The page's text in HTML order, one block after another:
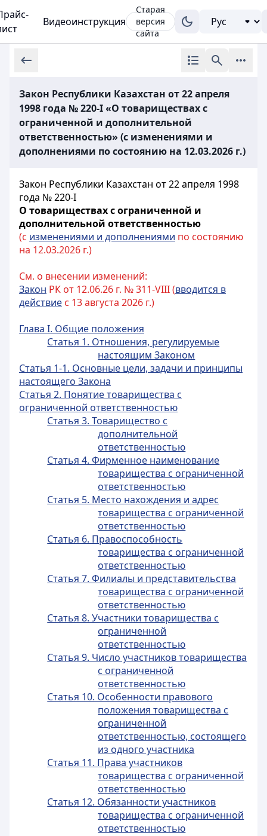
Видеоинструкция
Старая
версия
сайта
Закон Республики Казахстан от 22 апреля
1998 года № 220-I «О товариществах с
ограниченной и дополнительной
ответственностью» (с изменениями и
дополнениями по состоянию на 12.03.2026 г.)
Закон Республики Казахстан от 22 апреля 1998
года № 220-I
О товариществах с ограниченной и
дополнительной ответственностью
(с изменениями и дополнениями по состоянию
на 12.03.2026 г.)
См. о внесении изменений:
Закон РК от 12.06.26 г. № 311-VIII (вводится в
действие с 13 августа 2026 г.)
Глава I. Общие положения
Статья 1. Отношения, регулируемые
настоящим Законом
Статья 1-1. Основные цели, задачи и принципы
настоящего Закона
Статья 2. Понятие товарищества с
ограниченной ответственностью
Статья 3. Товарищество с
дополнительной
ответственностью
Статья 4. Фирменное наименование
товарищества с ограниченной
ответственностью
Статья 5. Место нахождения и адрес
товарищества с ограниченной
ответственностью
Статья 6. Правоспособность
товарищества с ограниченной
ответственностью
Статья 7. Филиалы и представительства
товарищества с ограниченной
ответственностью
Статья 8. Участники товарищества с
ограниченной
ответственностью
Статья 9. Число участников товарищества
с ограниченной
ответственностью
Статья 10. Особенности правового
положения товарищества с
ограниченной
ответственностью, состоящего
из одного участника
Статья 11. Права участников
товарищества с ограниченной
ответственностью
Статья 12. Обязанности участников
товарищества с ограниченной
ответственностью